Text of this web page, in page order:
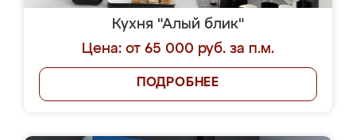
Кухня "Алый блик"
Цена: от 65 000 руб. за п.м.
ПОДРОБНЕЕ